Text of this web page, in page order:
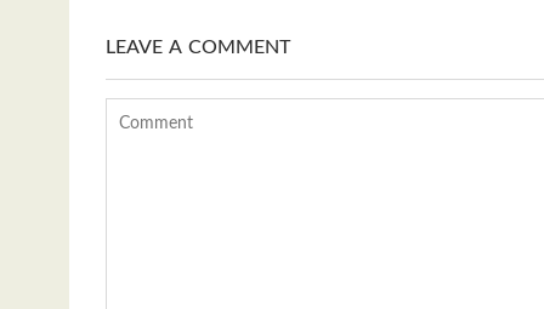
LEAVE A COMMENT